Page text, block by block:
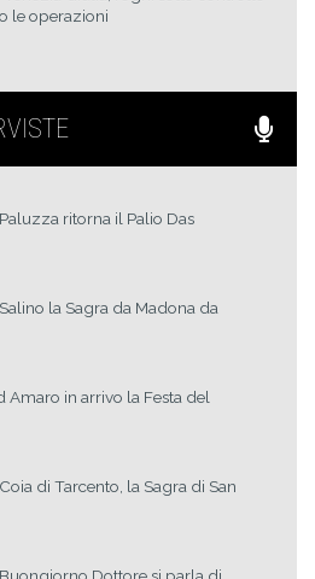
le operazioni
ritorna il Palio Das
la Sagra da Madona da
Amaro in arrivo la Festa del
di Tarcento, la Sagra di San